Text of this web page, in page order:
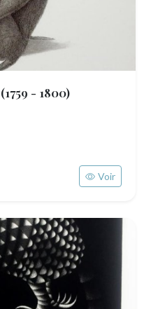
(1759 - 1800)
Voir